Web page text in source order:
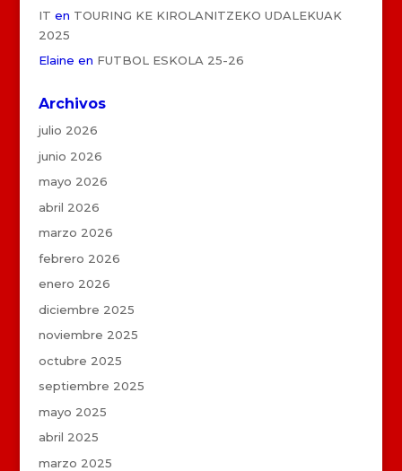
IT en TOURING KE KIROLANITZEKO UDALEKUAK
2025
Elaine en FUTBOL ESKOLA 25-26
Archivos
julio 2026
junio 2026
mayo 2026
abril 2026
marzo 2026
febrero 2026
enero 2026
diciembre 2025
noviembre 2025
octubre 2025
septiembre 2025
mayo 2025
abril 2025
marzo 2025